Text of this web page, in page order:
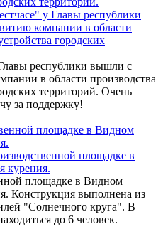
у Главы республики
компании в области
городских
республики вышли с
в области производства
территорий. Очень
за поддержку!
площадке в
курения.
площадке в Видном
Конструкция выполнена из
"Солнечного круга". В
до 6 человек.